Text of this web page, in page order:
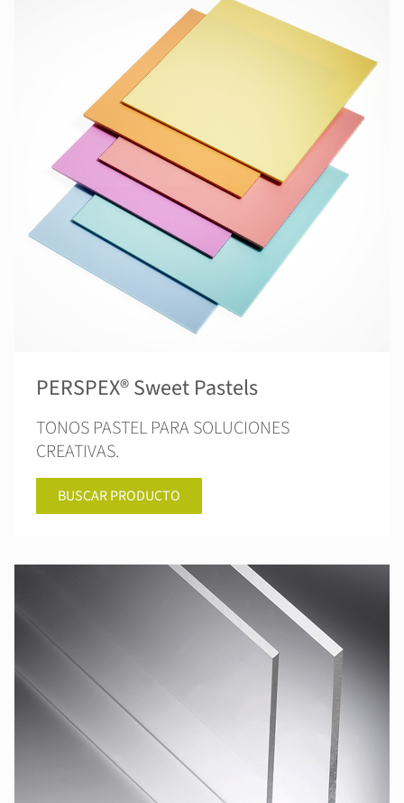
PERSPEX® Sweet Pastels
TONOS PASTEL PARA SOLUCIONES
CREATIVAS.
BUSCAR PRODUCTO